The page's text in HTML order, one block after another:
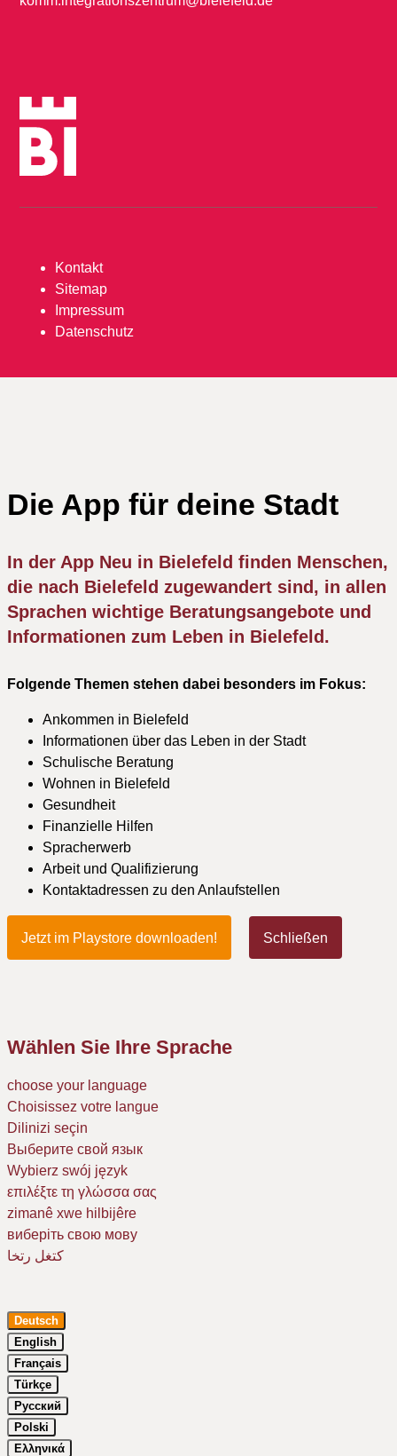
Kontakt
Sitemap
Impressum
Datenschutz
Die App für deine Stadt
In der App Neu in Bielefeld finden Menschen,
die nach Bielefeld zugewandert sind, in allen
Sprachen wichtige Beratungsangebote und
Informationen zum Leben in Bielefeld.
Folgende Themen stehen dabei besonders im Fokus:
Ankommen in Bielefeld
Informationen über das Leben in der Stadt
Schulische Beratung
Wohnen in Bielefeld
Gesundheit
Finanzielle Hilfen
Spracherwerb
Arbeit und Qualifizierung
Kontaktadressen zu den Anlaufstellen
Jetzt im Playstore downloaden! Schließen
Wählen Sie Ihre Sprache
choose your language
Choisissez votre langue
Dilinizi seçin
Выберите свой язык
Wybierz swój język
επιλέξτε τη γλώσσα σας
zimanê xwe hilbijêre
виберіть свою мову
كتغل رتخا
Deutsch
English
Français
Türkçe
Русский
Polski
Ελληνικά
Um Ihr Erlebnis auf unserer Website zu verbessern, verwenden wir
Cookies. Dazu benötigen wir Ihre Einwilligung. Erfahren Sie mehr in
unserer